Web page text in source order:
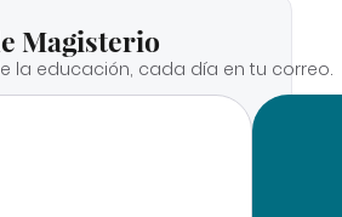
Magisterio
la educación, cada día en tu correo.